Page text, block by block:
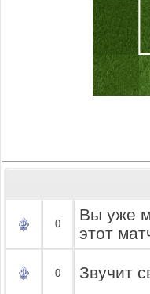
0
Вы уже
этот
0 Звучит